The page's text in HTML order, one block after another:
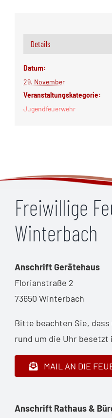
Details
Datum:
29. November
Veranstaltungskategorie:
Jugendfeuerwehr
Freiwillige
Winterbach
Anschrift Gerätehaus
Florianstraße 2
73650 Winterbach
Bitte beachten Sie,
rund um die Uhr besetzt
MAIL AN DIE
Anschrift Rathaus &